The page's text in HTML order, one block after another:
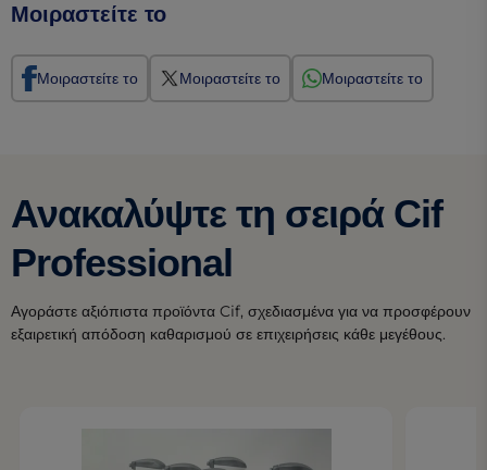
Μοιραστείτε το
Μοιραστείτε το Μοιραστείτε το Μοιραστείτε το
Ανακαλύψτε τη σειρά Cif
Professional
Αγοράστε αξιόπιστα προϊόντα Cif, σχεδιασμένα για να προσφέρουν
εξαιρετική απόδοση καθαρισμού σε επιχειρήσεις κάθε μεγέθους.